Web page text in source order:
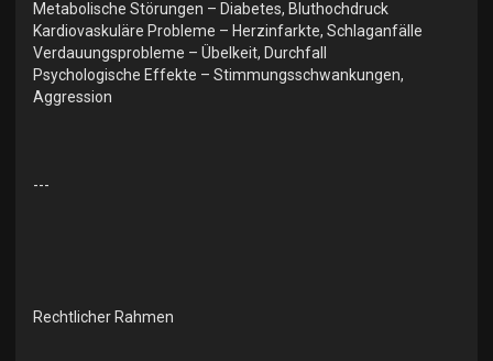
Metabolische Störungen – Diabetes, Bluthochdruck
Kardiovaskuläre Probleme – Herzinfarkte, Schlaganfälle
Verdauungsprobleme – Übelkeit, Durchfall
Psychologische Effekte – Stimmungsschwankungen,
Aggression
---
Rechtlicher Rahmen